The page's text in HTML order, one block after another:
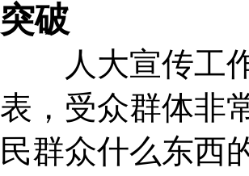
突破
人大宣传工作
表，受众群体非
民群众什么东西